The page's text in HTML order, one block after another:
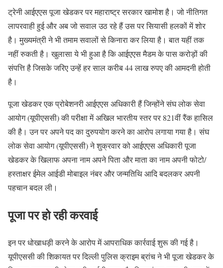
ट्रेनी आईएएस पूजा खेडकर पर महाराष्ट्र सरकार खामोश है। जो नीतिगत
लापरवाही हुई और अब जो सवाल उठ रहे हैं उस पर सियासी हलकों में शोर
है। मुख्यमंत्री ने भी तमाम सवालों से किनारा कर लिया है। बात यहीं तक
नहीं रुकती है। खुलासा ये भी हुआ है कि आईएएस मैडम के पास करोड़ों की
संपत्ति है जिसके जरिए उन्हें हर साल करीब 44 लाख रुपए की आमदनी होती
है।
पूजा खेडकर एक प्रोबेशनरी आईएएस अधिकारी हैं जिन्होंने संघ लोक सेवा
आयोग (यूपीएससी) की परीक्षा में अखिल भारतीय स्तर पर 821वीं रैंक हासिल
की है। उन पर अपने पद का दुरुपयोग करने का आरोप लगाया गया है। संघ
लोक सेवा आयोग (यूपीएससी) ने शुक्रवार को आईएएस अधिकारी पूजा
खेडकर के खिलाफ अपना नाम अपने पिता और माता का नाम अपनी फोटो/
हस्ताक्षर ईमेल आईडी मोबाइल नंबर और जन्मतिथि आदि बदलकर अपनी
पहचान बदल ली।
पूजा पर हो रही करवाई
इन पर धोखाधड़ी करने के आरोप में आपराधिक कार्रवाई शुरू की गई है।
यूपीएससी की शिकायत पर दिल्ली पुलिस क्राइम ब्रांच ने भी पूजा खेडकर के